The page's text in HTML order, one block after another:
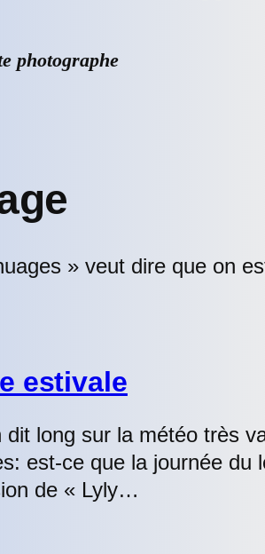
photographe
» veut dire que on
estivale
long sur la météo très
est-ce que la journée
de « Lyly…